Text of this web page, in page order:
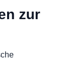
zur